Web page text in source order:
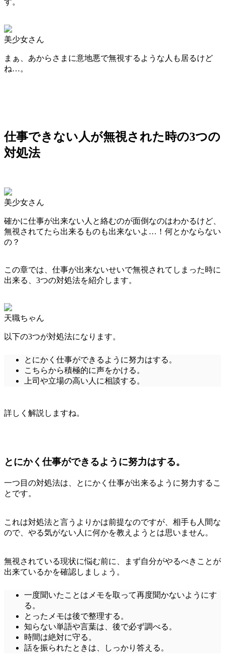
美少女さん
まぁ、あからさまに意地悪で無視するような人も居るけど
ね…。
仕事できない人が無視された時の3つの
対処法
美少女さん
確かに仕事が出来ない人と絡むのが面倒なのはわかるけど、
無視されてたら出来るものも出来ないよ…！何とかならない
の？
この章では、仕事が出来ないせいで無視されてしまった時に
出来る、3つの対処法を紹介します。
天職ちゃん
以下の3つが対処法になります。
とにかく仕事ができるように努力はする。
こちらから積極的に声をかける。
上司や立場の高い人に相談する。
詳しく解説しますね。
とにかく仕事ができるように努力はする。
一つ目の対処法は、とにかく仕事が出来るように努力するこ
とです。
これは対処法と言うよりかは前提なのですが、相手も人間な
ので、やる気がない人に何かを教えようとは思いません。
無視されている現状に悩む前に、まず自分がやるべきことが
出来ているかを確認しましょう。
一度聞いたことはメモを取って再度聞かないようにす
る。
とったメモは後で整理する。
知らない単語や言葉は、後で必ず調べる。
時間は絶対に守る。
話を振られたときは、しっかり答える。